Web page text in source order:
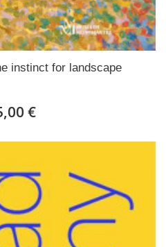
instinct for landscape
€